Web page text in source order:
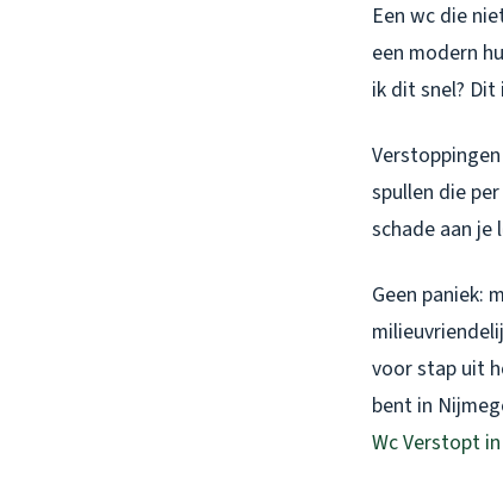
Een wc die
een modern
ik dit snel?
spullen die
schade aan
Geen paniek:
voor stap uit
bent in
Wc Verstopt